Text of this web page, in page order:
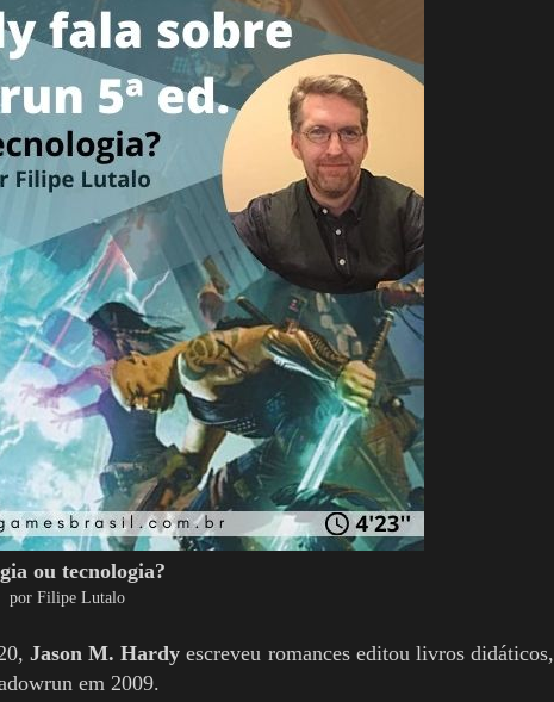
ou tecnologia?
por Filipe Lutalo
Jason M. Hardy escreveu romances editou livros didáticos,
em 2009.